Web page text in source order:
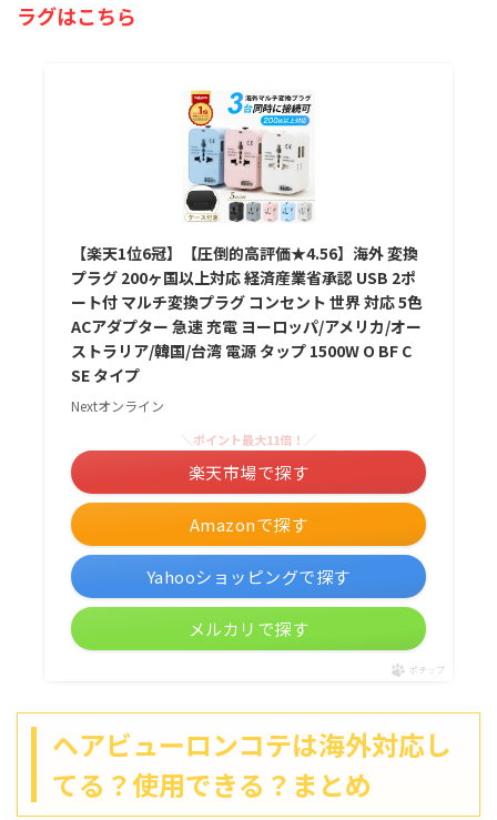
ラグはこちら
【楽天1位6冠】【圧倒的高評価★4.56】海外 変換
プラグ 200ヶ国以上対応 経済産業省承認 USB 2ポ
ート付 マルチ変換プラグ コンセント 世界 対応 5色
ACアダプター 急速 充電 ヨーロッパ/アメリカ/オー
ストラリア/韓国/台湾 電源 タップ 1500W O BF C
SE タイプ
Nextオンライン
Amazonで探す
＼ポイント最大11倍！／
楽天市場で探す
Yahooショッピングで探す
メルカリで探す
ポチップ
ヘアビューロンコテは海外対応し
てる？使用できる？まとめ